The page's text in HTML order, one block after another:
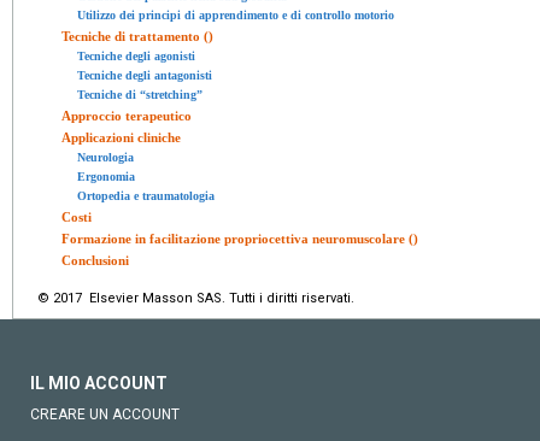
Utilizzo dei principi di apprendimento e di controllo motorio
Tecniche di trattamento ()
Tecniche degli agonisti
Tecniche degli antagonisti
Tecniche di “stretching”
Approccio terapeutico
Applicazioni cliniche
Neurologia
Ergonomia
Ortopedia e traumatologia
Costi
Formazione in facilitazione propriocettiva neuromuscolare ()
Conclusioni
© 2017 Elsevier Masson SAS. Tutti i diritti riservati.
IL MIO ACCOUNT
CREARE UN ACCOUNT